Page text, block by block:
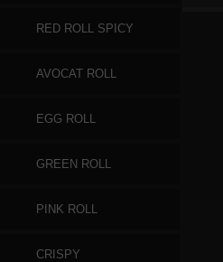
RED ROLL SPICY
AVOCAT ROLL
EGG ROLL
GREEN ROLL
PINK ROLL
CRISPY